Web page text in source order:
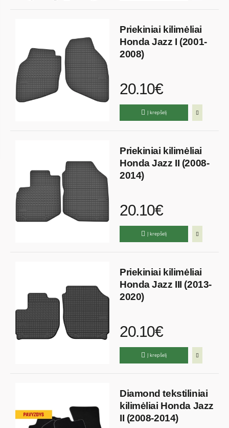
Priekiniai kilimėliai
Honda Jazz I (2001-
2008)
20.10€
Į krepšelį
Priekiniai kilimėliai
Honda Jazz II (2008-
2014)
20.10€
Į krepšelį
Priekiniai kilimėliai
Honda Jazz III (2013-
2020)
20.10€
Į krepšelį
Diamond tekstiliniai
kilimėliai Honda Jazz
II (2008-2014)